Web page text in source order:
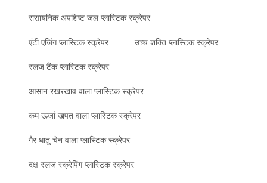
रासायनिक अपशिष्ट जल प्लास्टिक स्क्रेपर
एंटी एजिंग प्लास्टिक स्क्रेपर उच्च शक्ति प्लास्टिक स्क्रेपर
स्लज टैंक प्लास्टिक स्क्रेपर
आसान रखरखाव वाला प्लास्टिक स्क्रेपर
कम ऊर्जा खपत वाला प्लास्टिक स्क्रेपर
गैर धातु चेन वाला प्लास्टिक स्क्रेपर
दक्ष स्लज स्क्रेपिंग प्लास्टिक स्क्रेपर